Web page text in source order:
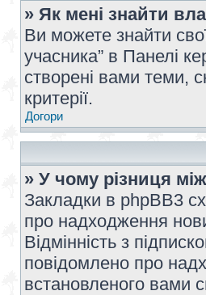
» Як мені знайти
Ви можете знайти
учасника” в Панелі
створені вами теми,
критерії.
Догори
» У чому різниця
Закладки в phpBB3
про надходження
Відмінність з
повідомлено про
встановленого вами